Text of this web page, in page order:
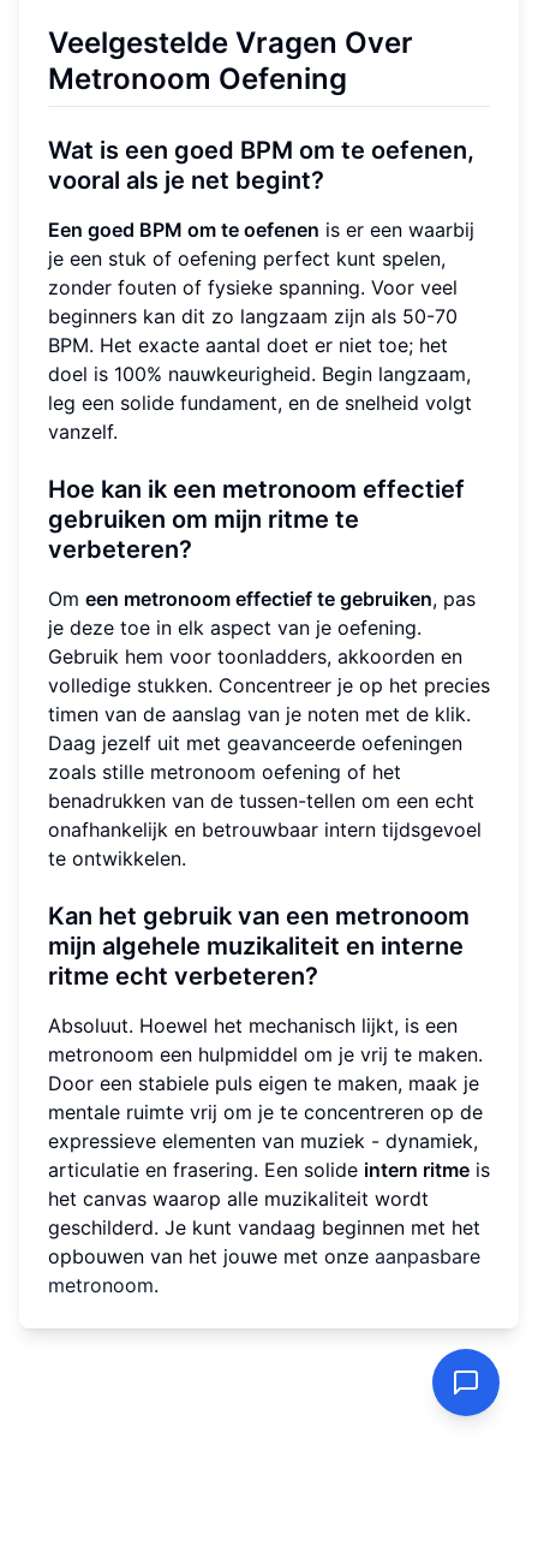
Veelgestelde Vragen Over
Metronoom Oefening
Wat is een goed BPM om te oefenen,
vooral als je net begint?
Een goed BPM om te oefenen is er een waarbij
je een stuk of oefening perfect kunt spelen,
zonder fouten of fysieke spanning. Voor veel
beginners kan dit zo langzaam zijn als 50-70
BPM. Het exacte aantal doet er niet toe; het
doel is 100% nauwkeurigheid. Begin langzaam,
leg een solide fundament, en de snelheid volgt
vanzelf.
Hoe kan ik een metronoom effectief
gebruiken om mijn ritme te
verbeteren?
Om een metronoom effectief te gebruiken, pas
je deze toe in elk aspect van je oefening.
Gebruik hem voor toonladders, akkoorden en
volledige stukken. Concentreer je op het precies
timen van de aanslag van je noten met de klik.
Daag jezelf uit met geavanceerde oefeningen
zoals stille metronoom oefening of het
benadrukken van de tussen-tellen om een echt
onafhankelijk en betrouwbaar intern tijdsgevoel
te ontwikkelen.
Kan het gebruik van een metronoom
mijn algehele muzikaliteit en interne
ritme echt verbeteren?
Absoluut. Hoewel het mechanisch lijkt, is een
metronoom een hulpmiddel om je vrij te maken.
Door een stabiele puls eigen te maken, maak je
mentale ruimte vrij om je te concentreren op de
expressieve elementen van muziek - dynamiek,
articulatie en frasering. Een solide intern ritme is
het canvas waarop alle muzikaliteit wordt
geschilderd. Je kunt vandaag beginnen met het
opbouwen van het jouwe met onze aanpasbare
metronoom.